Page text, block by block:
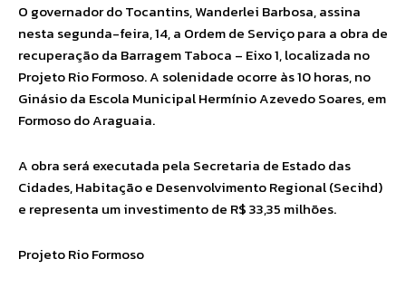
O governador do Tocantins, Wanderlei Barbosa, assina
nesta segunda-feira, 14, a Ordem de Serviço para a obra de
recuperação da Barragem Taboca – Eixo 1, localizada no
Projeto Rio Formoso. A solenidade ocorre às 10 horas, no
Ginásio da Escola Municipal Hermínio Azevedo Soares, em
Formoso do Araguaia.
A obra será executada pela Secretaria de Estado das
Cidades, Habitação e Desenvolvimento Regional (Secihd)
e representa um investimento de R$ 33,35 milhões.
Projeto Rio Formoso